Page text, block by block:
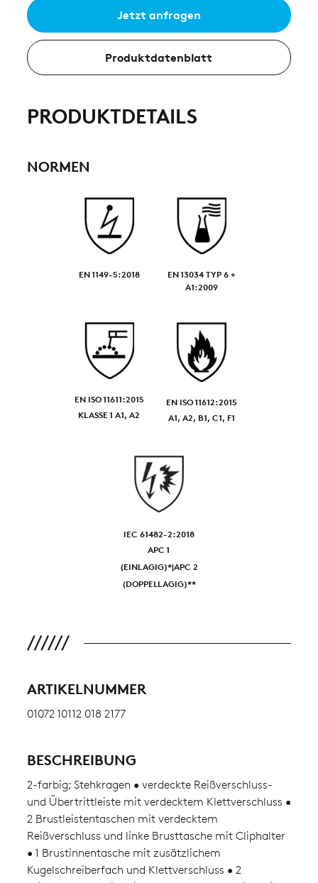
Jetzt anfragen
Produktdatenblatt
PRODUKTDETAILS
NORMEN
EN 1149-5:2018
EN 13034 TYP 6 +
A1:2009
EN ISO 11611:2015
KLASSE 1 A1, A2
EN ISO 11612:2015
A1, A2, B1, C1, F1
IEC 61482-2:2018
APC 1
(EINLAGIG)*|APC 2
(DOPPELLAGIG)**
ARTIKELNUMMER
01072 10112 018 2177
BESCHREIBUNG
2-farbig; Stehkragen • verdeckte Reißverschluss-
und Übertrittleiste mit verdecktem Klettverschluss •
2 Brustleistentaschen mit verdecktem
Reißverschluss und linke Brusttasche mit Cliphalter
• 1 Brustinnentasche mit zusätzlichem
Kugelschreiberfach und Klettverschluss • 2